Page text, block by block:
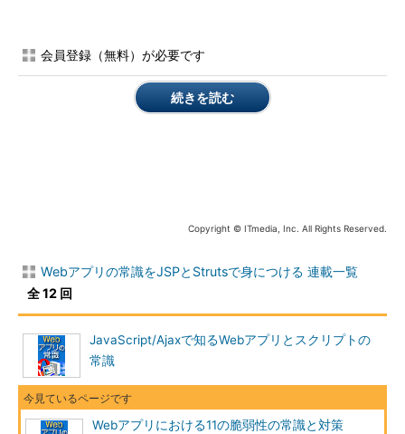
強制的ブラウジング
URLなどでリンクされてい
ない秘密情報や管理者機能
に直接アクセスする
OSコマンドインジェクシ
不正入力により任意のOSコ
脆弱性
用を行う
パス／ディレクトリトラ
バッファオーバーフロー
みにより、外部から指定し
会員登録（無料）が必要です
続きを読む
Copyright © ITmedia, Inc. All Rights Reserved.
Webアプリの常識をJSPとStrutsで身につける 連載一覧
全 12 回
JavaScript/Ajaxで知るWebアプリとスクリプトの
常識
Webアプリにおける11の脆弱性の常識と対策